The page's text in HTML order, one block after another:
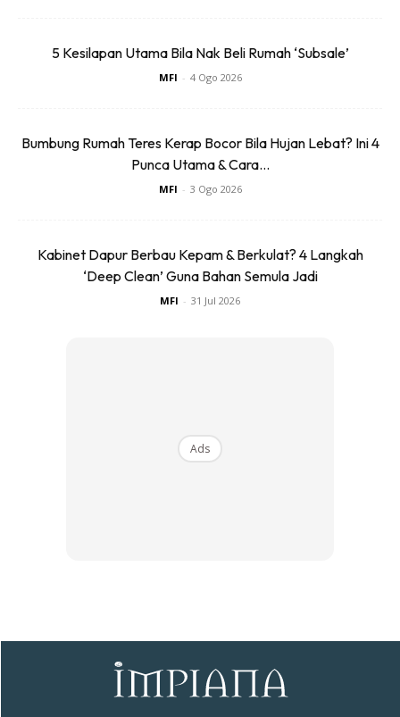
Rhizome yang baru ditanam hendaklah disiram sehari sekali
untuk memastikan keperluan pokok mencukupi untuk
mengeluarkan anak pokok yang baru.
5 Kesilapan Utama Bila Nak Beli Rumah ‘Subsale’
MFI - 4 Ogo 2026
Bumbung Rumah Teres Kerap Bocor Bila Hujan Lebat? Ini 4
Punca Utama & Cara...
MFI - 3 Ogo 2026
Kabinet Dapur Berbau Kepam & Berkulat? 4 Langkah
‘Deep Clean’ Guna Bahan Semula Jadi
MFI - 31 Jul 2026
Ads